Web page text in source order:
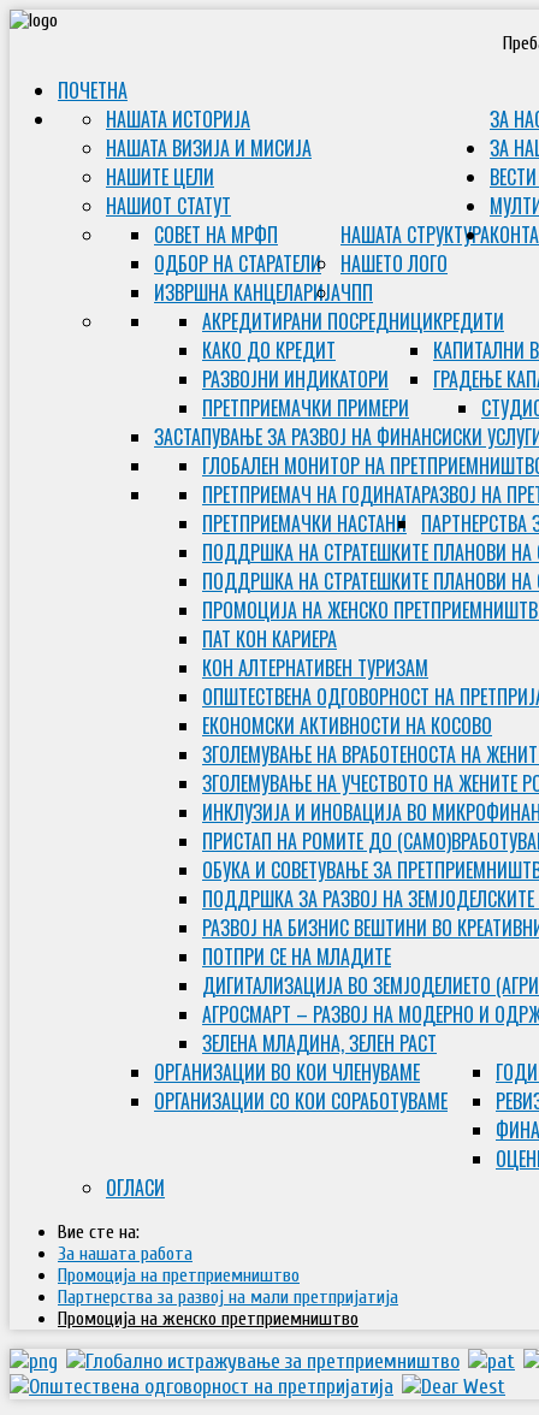
ПОЧЕТНА
ЗА
НАШАТА ИСТОРИЈА
НАШАТА ВИЗИЈА И МИСИЈА
НАШИТЕ ЦЕЛИ
НАШИОТ СТАТУТ
НАШАТА СТРУКТУРА
СОВЕТ НА МРФП
ОДБОР НА СТАРАТЕЛИ
ИЗВРШНА КАНЦЕЛАРИЈА
НАШЕТО ЛОГО
ЧПП
ЗА
КРЕДИТИ
АКРЕДИТИРАНИ ПОСРЕДНИЦИ
КАКО ДО КРЕДИТ
РАЗВОЈНИ ИНДИКАТОРИ
ПРЕТПРИЕМАЧКИ ПРИМЕРИ
КАПИТАЛНИ
ГРАДЕЊЕ
ЗАСТАПУВАЊЕ ЗА РАЗВОЈ НА ФИНАНСИСКИ
ГЛОБАЛЕН МОНИТОР НА
РАЗВОЈ НА
ПРЕТПРИЕМАЧ НА ГОДИНАТА
ПРЕТПРИЕМАЧКИ НАСТАНИ ПАРТНЕРСТВА
ПОДДРШКА НА СТРАТЕШКИТЕ ПЛАНОВИ НА
ПОДДРШКА НА СТРАТЕШКИТЕ ПЛАНОВИ НА
ПРОМОЦИЈА НА ЖЕНСКО
ПАТ КОН КАРИЕРА
КОН АЛТЕРНАТИВЕН ТУРИЗАМ
ОПШТЕСТВЕНА ОДГОВОРНОСТ НА
ЕКОНОМСКИ АКТИВНОСТИ НА КОСОВО
ЗГОЛЕМУВАЊЕ НА ВРАБОТЕНОСТА НА
ЗГОЛЕМУВАЊЕ НА УЧЕСТВОТО НА ЖЕНИТЕ
ИНКЛУЗИЈА И ИНОВАЦИЈА ВО
ПРИСТАП НА РОМИТЕ ДО
ОБУКА И СОВЕТУВАЊЕ ЗА
ПОДДРШКА ЗА РАЗВОЈ НА
РАЗВОЈ НА БИЗНИС ВЕШТИНИ ВО
ПОТПРИ СЕ НА МЛАДИТЕ
ДИГИТАЛИЗАЦИЈА ВО ЗЕМЈОДЕЛИЕТО
АГРОСМАРТ – РАЗВОЈ НА МОДЕРНО И
ЗЕЛЕНА МЛАДИНА, ЗЕЛЕН РАСТ
ОРГAНИЗАЦИИ ВО КОИ ЧЛЕНУВАМЕ
ОРГАНИЗАЦИИ СО КОИ СОРАБОТУВАМЕ
ОГЛАСИ
Вие сте на:
За нашата работа
Промоција на претприемништво
Партнерства за развој на мали претпријатија
Промоција на женско претприемништво